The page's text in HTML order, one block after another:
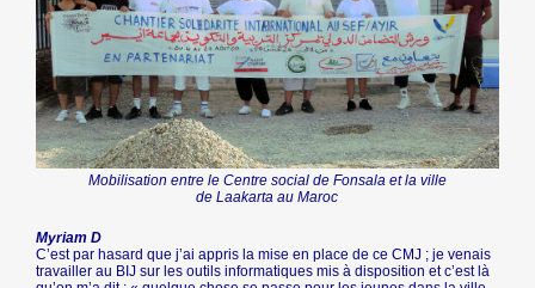
Mobilisation entre le Centre social de Fonsala et la ville
de Laakarta au Maroc
Myriam D
C’est par hasard que j’ai appris la mise en place de ce CMJ ; je venais
travailler au BIJ sur les outils informatiques mis à disposition et c’est là